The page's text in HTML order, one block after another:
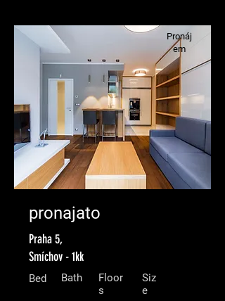
Pronáj
em
pronajato
Praha 5,
Smíchov - 1kk
Bed Bath
Floor
s
Siz
e